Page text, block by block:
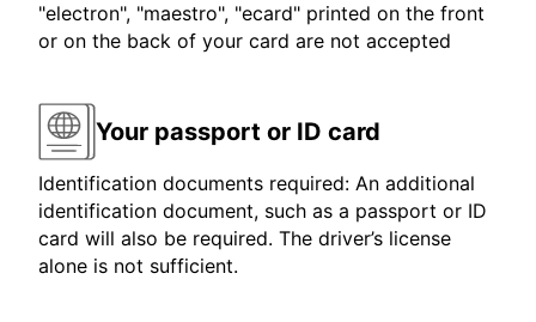
"electron", "maestro", "ecard" printed on the front
or on the back of your card are not accepted
Your passport or ID card
Identification documents required: An additional
identification document, such as a passport or ID
card will also be required. The driver’s license
alone is not sufficient.